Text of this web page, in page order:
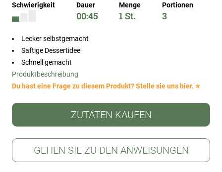
Bildergalerie
springen
Schwierigkeit Dauer
00:45
Menge
1 St.
Portionen
3
Lecker selbstgemacht
Saftige Dessertidee
Schnell gemacht
Produktbeschreibung
Du hast eine Frage zu diesem Produkt? Stelle sie uns hier. ⭐
ZUTATEN KAUFEN
GEHEN SIE ZU DEN ANWEISUNGEN